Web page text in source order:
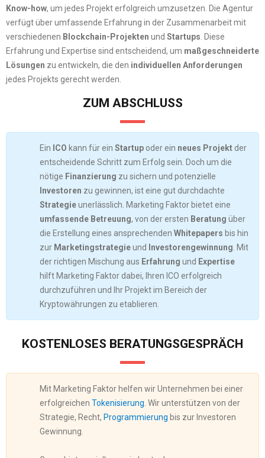
Know-how, um jedes Projekt erfolgreich umzusetzen. Die Agentur
verfügt über umfassende Erfahrung in der Zusammenarbeit mit
verschiedenen Blockchain-Projekten und Startups . Diese
Erfahrung und Expertise sind entscheidend, um maßgeschneiderte
Lösungen zu entwickeln, die den individuellen Anforderungen
jedes Projekts gerecht werden.
ZUM ABSCHLUSS
Ein ICO kann für ein Startup oder ein neues Projekt der
entscheidende Schritt zum Erfolg sein. Doch um die
nötige Finanzierung zu sichern und potenzielle
Investoren zu gewinnen, ist eine gut durchdachte
Strategieunerlässlich. Marketing Faktor bietet eine
umfassende Betreuung, von der ersten Beratung über
die Erstellung eines ansprechenden Whitepapers bis hin
zur Marketingstrategieund Investorengewinnung . Mit
der richtigen Mischung aus Erfahrung und Expertise
hilft Marketing Faktor dabei, Ihren ICO erfolgreich
durchzuführen und Ihr Projekt im Bereich der
Kryptowährungen zu etablieren.
KOSTENLOSES BERATUNGSGESPRÄCH
Mit Marketing Faktor helfen wir Unternehmen bei einer
erfolgreichen Tokenisierung . Wir unterstützen von der
Strategie, Recht, Programmierung bis zur Investoren
Gewinnung.